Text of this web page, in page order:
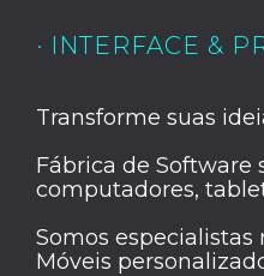
· UX/UI DESIGN
Transforme suas
Fábrica de
computadores,
Somos
Móveis